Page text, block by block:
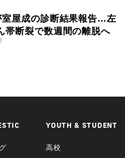
室屋成の診断結果報告…左
帯断裂で数週間の離脱へ
YOUTH & STUDENT
高校